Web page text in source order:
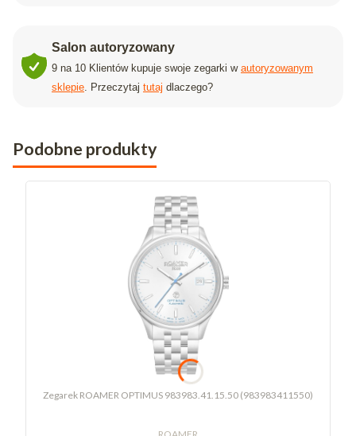
Salon autoryzowany
9 na 10 Klientów kupuje swoje zegarki w autoryzowanym
sklepie. Przeczytaj tutaj dlaczego?
Podobne produkty
Zegarek ROAMER OPTIMUS 983983.41.15.50 (983983411550)